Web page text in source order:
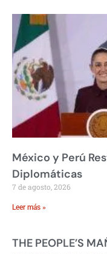
México y Perú
Diplomáticas
7 de agosto, 2026
Leer más »
THE PEOPLE’S